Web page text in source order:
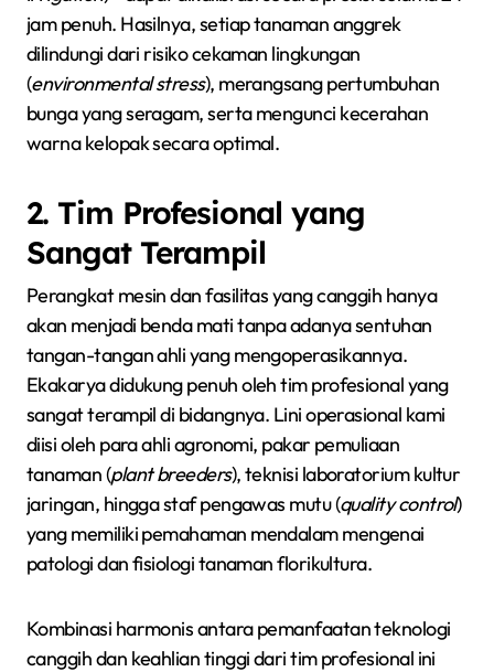
jam penuh. Hasilnya, setiap tanaman anggrek
dilindungi dari risiko cekaman lingkungan
(environmental stress), merangsang pertumbuhan
bunga yang seragam, serta mengunci kecerahan
warna kelopak secara optimal.
2. Tim Profesional yang
Sangat Terampil
Perangkat mesin dan fasilitas yang canggih hanya
akan menjadi benda mati tanpa adanya sentuhan
tangan-tangan ahli yang mengoperasikannya.
Ekakarya didukung penuh oleh tim profesional yang
sangat terampil di bidangnya. Lini operasional kami
diisi oleh para ahli agronomi, pakar pemuliaan
tanaman (plant breeders), teknisi laboratorium kultur
jaringan, hingga staf pengawas mutu (quality control)
yang memiliki pemahaman mendalam mengenai
patologi dan fisiologi tanaman florikultura.
Kombinasi harmonis antara pemanfaatan teknologi
canggih dan keahlian tinggi dari tim profesional ini